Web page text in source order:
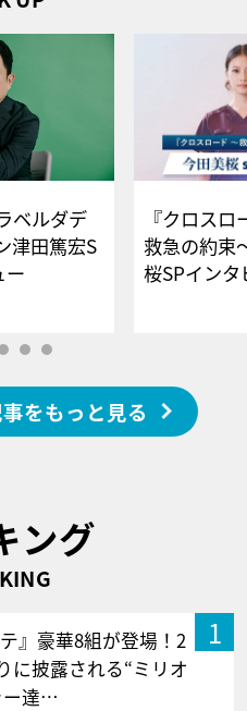
ベルダデ
津田篤宏S
ュー
『クロス
救急の約束
桜SPイ
をもっと見る
ング
1
テ』豪華8組が登場！2
に披露される“ミリオ
ー達…